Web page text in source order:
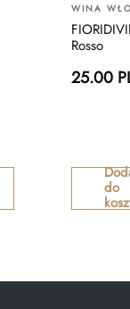
WINA
Rosso
25.00
do